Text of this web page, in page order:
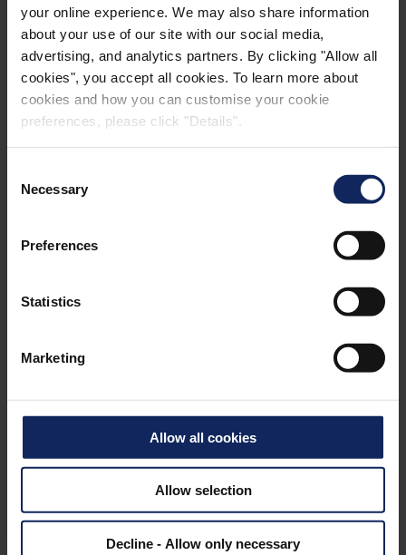
your online experience. We may also share information
about your use of our site with our social media,
advertising, and analytics partners. By clicking "Allow all
cookies", you accept all cookies. To learn more about
cookies and how you can customise your cookie
preferences, please click "Details".
Selection
Necessary
Preferences
Statistics
Marketing
Allow all cookies
Allow selection
Decline - Allow only necessary
EJEMPLOS DE
APLICACIONES
Fibertex fabrica una amplia gama de tejidos
desarrollados especialmente para ropa de
hospital, el cuidado de las heridas y vendajes. Los
materiales de spunlace se utilizan para apósitos y
punzonados sirven para vendas y almohadillas